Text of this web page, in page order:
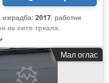
2017, работни
на сите тркала,
Мал оглас